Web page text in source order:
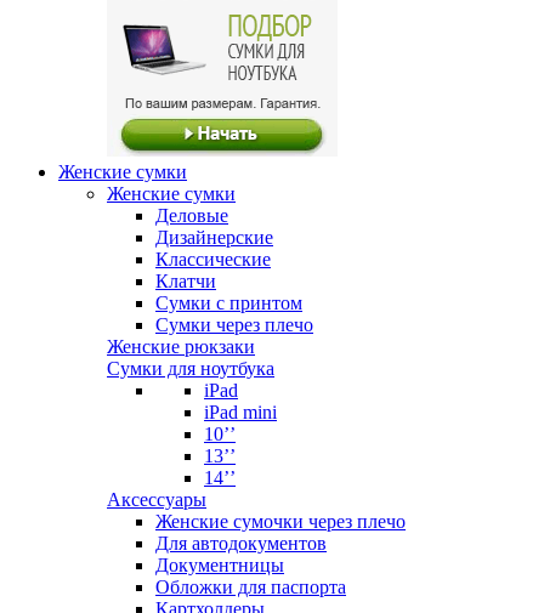
Женские сумки
Женские сумки
Деловые
Дизайнерские
Классические
Клатчи
Сумки с принтом
Сумки через плечо
Женские рюкзаки
Сумки для ноутбука
iPad
iPad mini
10’’
13’’
14’’
Аксессуары
Женские сумочки через плечо
Для автодокументов
Документницы
Обложки для паспорта
Картхолдеры